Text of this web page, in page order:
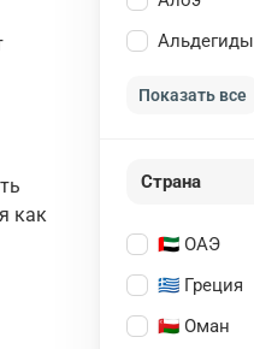
как
Альдегиды
Показать все
Страна
🇦🇪 ОАЭ
🇬🇷 Греция
🇴🇲 Оман